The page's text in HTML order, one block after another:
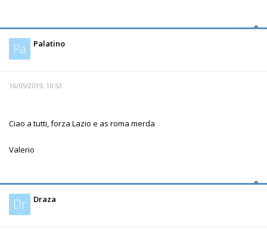
Pa Palatino
16/05/2019, 10:53
Ciao a tutti, forza Lazio e as roma merda
Valerio
Dr Draza